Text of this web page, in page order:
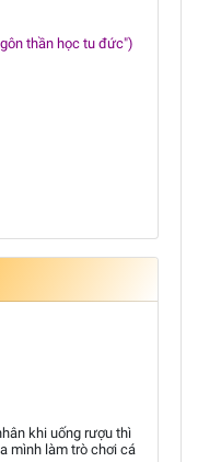
thần học tu đức")
khi uống rượu thì
mình làm trò chơi cá